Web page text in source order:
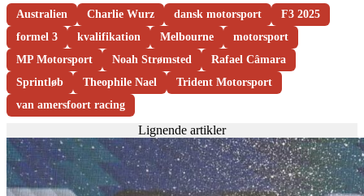
Australien Charlie Wurz dansk motorsport
F3 2025
formel 3
kvalifikation Melbourne
motorsport
MP Motorsport
Noah Strømsted
Rafael Câmara
Sprintløb
Theophile Nael
Trident Motorsport
van amersfoort racing
Lignende artikler